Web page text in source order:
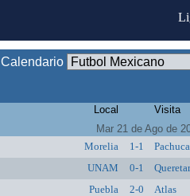
Calendario
Local Visita
Mar 21 de Ago de
Morelia
1-1 Pachuca
UNAM
0-1
Puebla
2-0 Atlas